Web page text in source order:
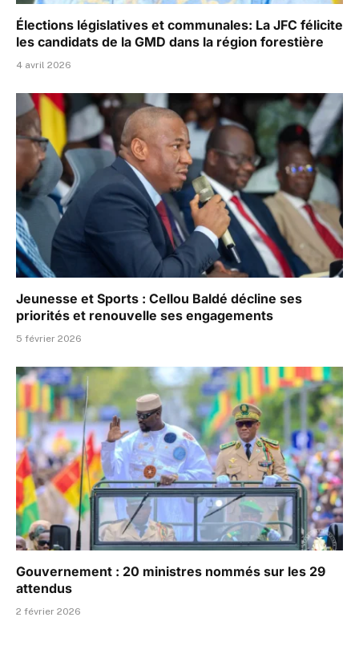
Élections législatives et communales: La JFC félicite
les candidats de la GMD dans la région forestière
4 avril 2026
Jeunesse et Sports : Cellou Baldé décline ses
priorités et renouvelle ses engagements
5 février 2026
Gouvernement : 20 ministres nommés sur les 29
attendus
2 février 2026